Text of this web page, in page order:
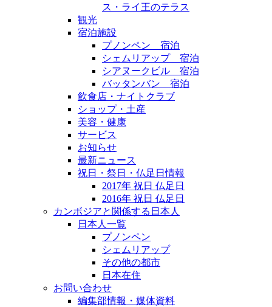
ス・ライ王のテラス
観光
宿泊施設
プノンペン 宿泊
シェムリアップ 宿泊
シアヌークビル 宿泊
バッタンバン 宿泊
飲食店・ナイトクラブ
ショップ・土産
美容・健康
サービス
お知らせ
最新ニュース
祝日・祭日・仏足日情報
2017年 祝日 仏足日
2016年 祝日 仏足日
カンボジアと関係する日本人
日本人一覧
プノンペン
シェムリアップ
その他の都市
日本在住
お問い合わせ
編集部情報・媒体資料